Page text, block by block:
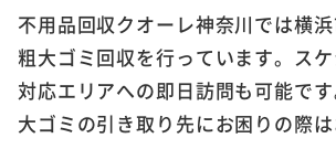
不用品回収クオーレ神奈川では横
粗大ゴミ回収を行っています。ス
対応エリアへの即日訪問も可能で
大ゴミの引き取り先にお困りの際